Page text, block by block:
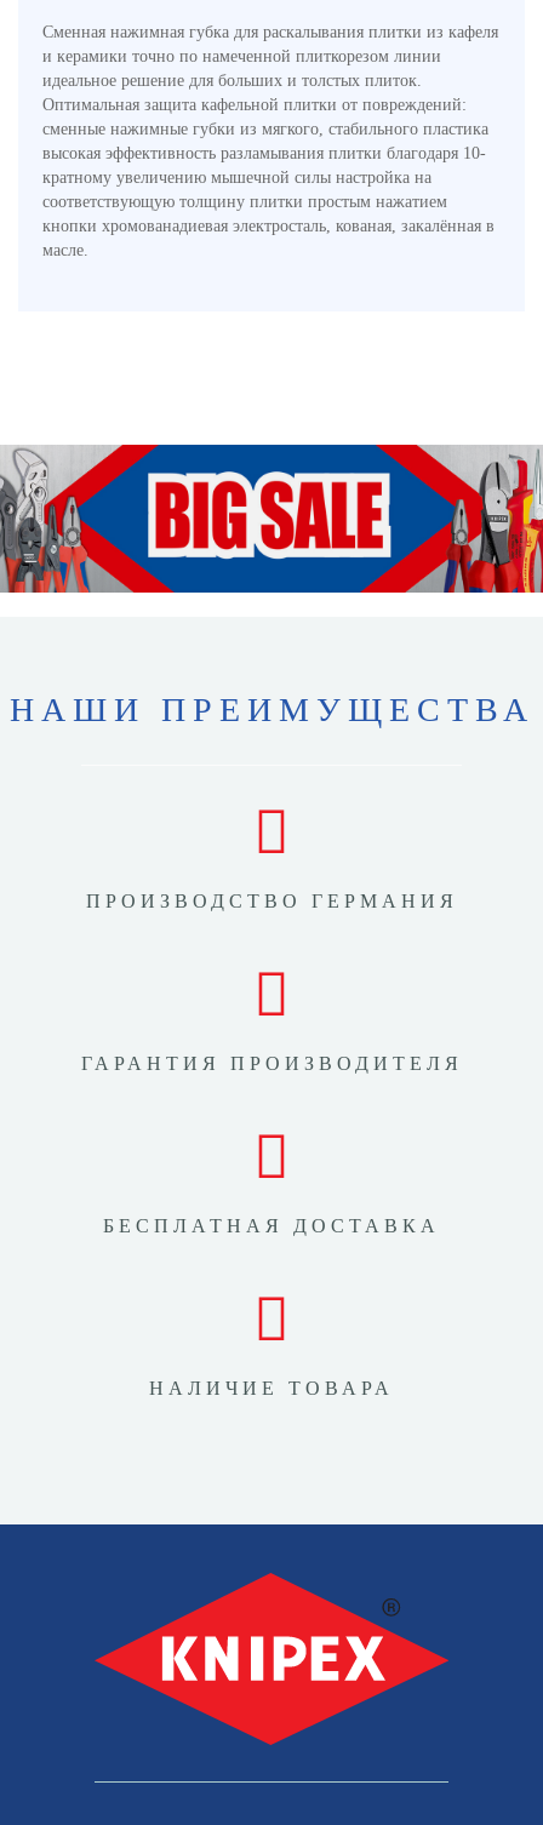
Сменная нажимная губка для раскалывания плитки из кафеля
и керамики точно по намеченной плиткорезом линии
идеальное решение для больших и толстых плиток.
Оптимальная защита кафельной плитки от повреждений:
сменные нажимные губки из мягкого, стабильного пластика
высокая эффективность разламывания плитки благодаря 10-
кратному увеличению мышечной силы настройка на
соответствующую толщину плитки простым нажатием
кнопки хромованадиевая электросталь, кованая, закалённая в
масле.
НАШИ ПРЕИМУЩЕСТВА
ПРОИЗВОДСТВО ГЕРМАНИЯ
ГАРАНТИЯ ПРОИЗВОДИТЕЛЯ
БЕСПЛАТНАЯ ДОСТАВКА
НАЛИЧИЕ ТОВАРА